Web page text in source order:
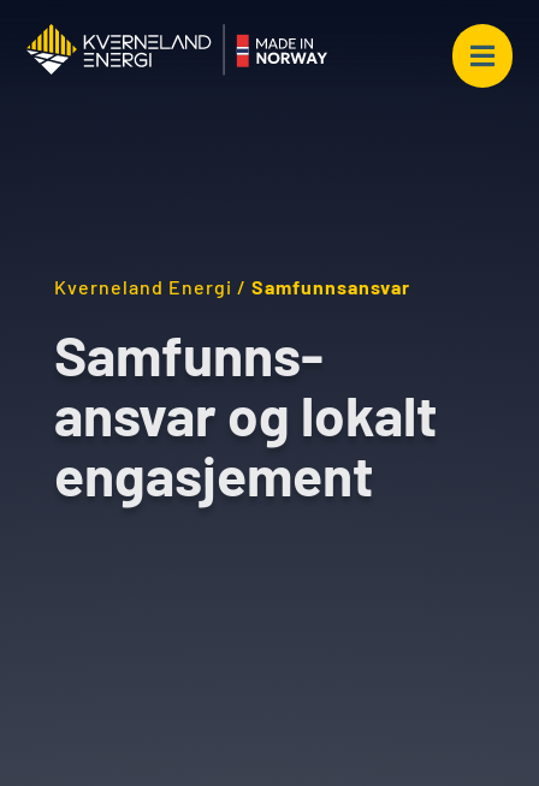

Kverneland Energi / Samfunnsansvar
Samfunns-
ansvar og lokalt
engasjement